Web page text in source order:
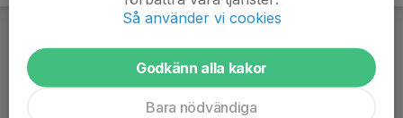
Så använder vi cookies
Godkänn alla kakor
Bara nödvändiga